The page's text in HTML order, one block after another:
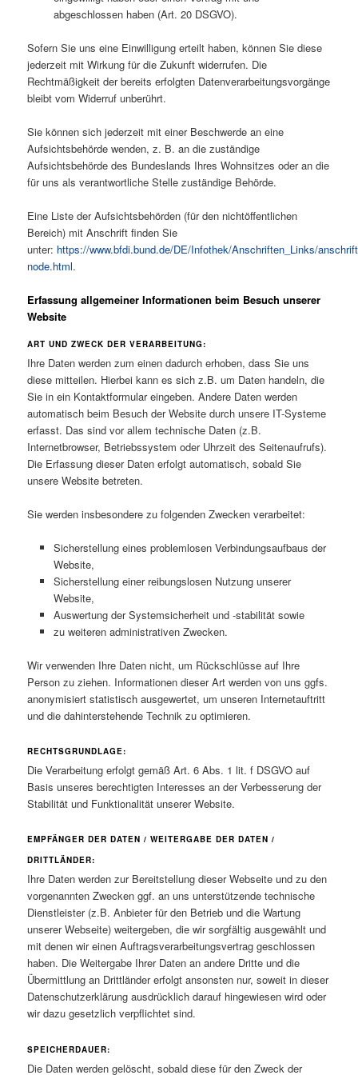
abgeschlossen haben (Art. 20 DSGVO).
Sofern Sie uns eine Einwilligung erteilt haben, können Sie diese
jederzeit mit Wirkung für die Zukunft widerrufen. Die
Rechtmäßigkeit der bereits erfolgten Datenverarbeitungsvorgänge
bleibt vom Widerruf unberührt.
Sie können sich jederzeit mit einer Beschwerde an eine
Aufsichtsbehörde wenden, z. B. an die zuständige
Aufsichtsbehörde des Bundeslands Ihres Wohnsitzes oder an die
für uns als verantwortliche Stelle zuständige Behörde.
Eine Liste der Aufsichtsbehörden (für den nichtöffentlichen
Bereich) mit Anschrift finden Sie
unter: https://www.bfdi.bund.de/DE/Infothek/Anschriften_Links/
node.html.
Erfassung allgemeiner Informationen beim Besuch unserer
Website
ART UND ZWECK DER VERARBEITUNG:
Ihre Daten werden zum einen dadurch erhoben, dass Sie uns
diese mitteilen. Hierbei kann es sich z.B. um Daten handeln, die
Sie in ein Kontaktformular eingeben. Andere Daten werden
automatisch beim Besuch der Website durch unsere IT-Systeme
erfasst. Das sind vor allem technische Daten (z.B.
Internetbrowser, Betriebssystem oder Uhrzeit des Seitenaufrufs).
Die Erfassung dieser Daten erfolgt automatisch, sobald Sie
unsere Website betreten.
Sie werden insbesondere zu folgenden Zwecken verarbeitet:
Sicherstellung eines problemlosen Verbindungsaufbaus der
Website,
Sicherstellung einer reibungslosen Nutzung unserer
Website,
Auswertung der Systemsicherheit und -stabilität sowie
zu weiteren administrativen Zwecken.
Wir verwenden Ihre Daten nicht, um Rückschlüsse auf Ihre
Person zu ziehen. Informationen dieser Art werden von uns ggfs.
anonymisiert statistisch ausgewertet, um unseren Internetauftritt
und die dahinterstehende Technik zu optimieren.
RECHTSGRUNDLAGE:
Die Verarbeitung erfolgt gemäß Art. 6 Abs. 1 lit. f DSGVO auf
Basis unseres berechtigten Interesses an der Verbesserung der
Stabilität und Funktionalität unserer Website.
EMPFÄNGER DER DATEN / WEITERGABE DER DATEN /
DRITTLÄNDER:
Ihre Daten werden zur Bereitstellung dieser Webseite und zu den
vorgenannten Zwecken ggf. an uns unterstützende technische
Dienstleister (z.B. Anbieter für den Betrieb und die Wartung
unserer Webseite) weitergeben, die wir sorgfältig ausgewählt und
mit denen wir einen Auftragsverarbeitungsvertrag geschlossen
haben. Die Weitergabe Ihrer Daten an andere Dritte und die
Übermittlung an Drittländer erfolgt ansonsten nur, soweit in dieser
Datenschutzerklärung ausdrücklich darauf hingewiesen wird oder
wir dazu gesetzlich verpflichtet sind.
SPEICHERDAUER:
Die Daten werden gelöscht, sobald diese für den Zweck der